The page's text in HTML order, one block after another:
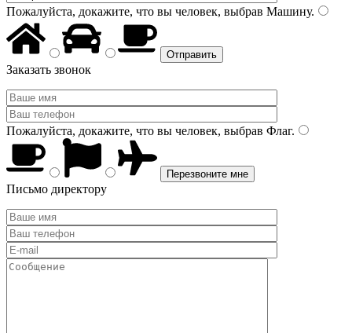
Пожалуйста, докажите, что вы человек, выбрав Машину.
Заказать звонок
Пожалуйста, докажите, что вы человек, выбрав Флаг.
Письмо директору